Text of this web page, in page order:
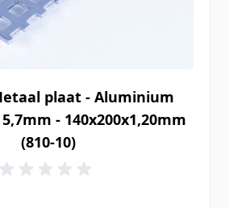
plaat - Aluminium
- 140x200x1,20mm
(810-10)